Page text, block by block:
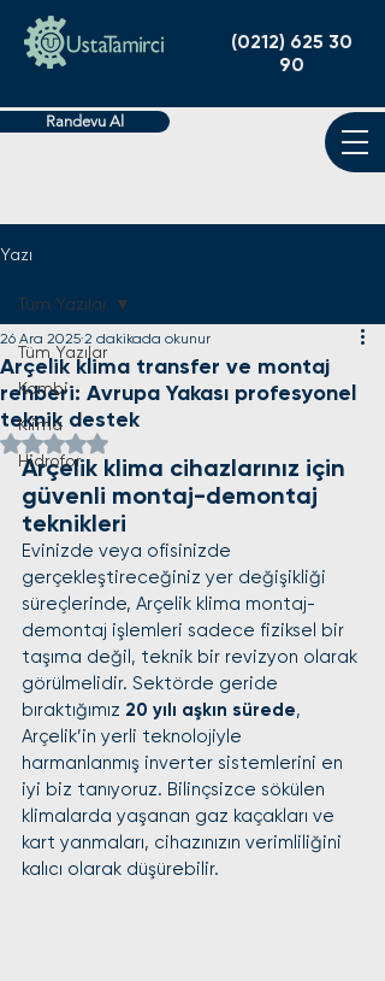
(0212) 625 30
90
Randevu Al
Yazı
Tüm Yazılar
Kombi
Klima
Hidrofor
Tüm Yazılar
Arçelik klima transfer ve montaj
rehberi: Avrupa Yakası profesyonel
teknik destek
26 Ara 2025 2 dakikada okunur
5 üzerinden NaN yıldız
Arçelik klima cihazlarınız için
güvenli montaj-demontaj
teknikleri
Evinizde veya ofisinizde
gerçekleştireceğiniz yer değişikliği
süreçlerinde, Arçelik klima montaj-
demontaj işlemleri sadece fiziksel bir
taşıma değil, teknik bir revizyon olarak
görülmelidir. Sektörde geride
bıraktığımız 20 yılı aşkın sürede,
Arçelik’in yerli teknolojiyle
harmanlanmış inverter sistemlerini en
iyi biz tanıyoruz. Bilinçsizce sökülen
klimalarda yaşanan gaz kaçakları ve
kart yanmaları, cihazınızın verimliliğini
kalıcı olarak düşürebilir.